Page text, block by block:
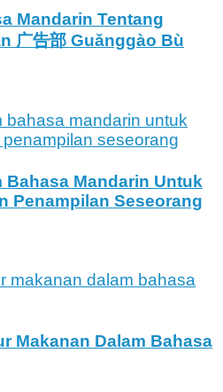
Mandarin Tentang
广告部 Guǎnggào Bù
Bahasa Mandarin Untuk
Penampilan Seseorang
Makanan Dalam Bahasa